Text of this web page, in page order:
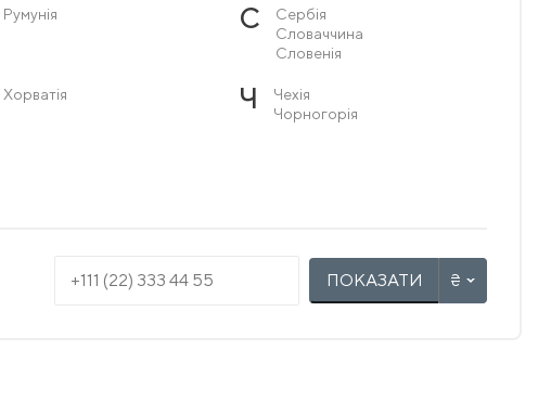
Румунія С
Сербія
Словаччина
Словенія
Хорватія Ч
Чехія
Чорногорія
ПОКАЗАТИ